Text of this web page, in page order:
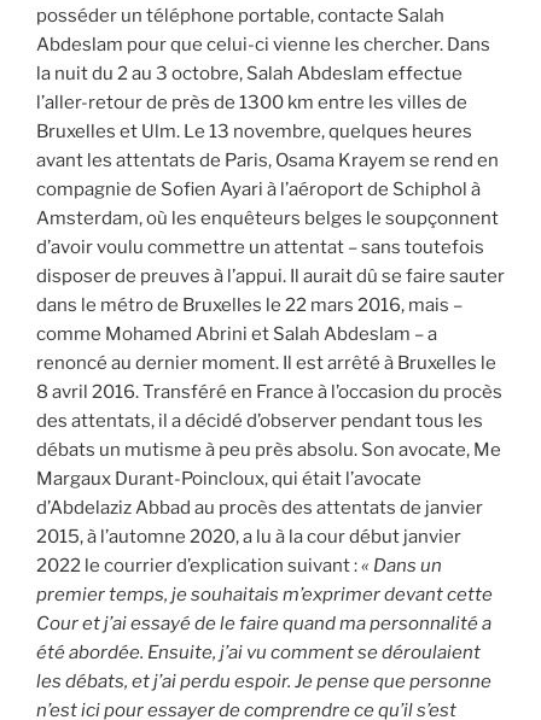
posséder un téléphone portable, contacte Salah
Abdeslam pour que celui-ci vienne les chercher. Dans
la nuit du 2 au 3 octobre, Salah Abdeslam effectue
l’aller-retour de près de 1300 km entre les villes de
Bruxelles et Ulm. Le 13 novembre, quelques heures
avant les attentats de Paris, Osama Krayem se rend en
compagnie de Sofien Ayari à l’aéroport de Schiphol à
Amsterdam, où les enquêteurs belges le soupçonnent
d’avoir voulu commettre un attentat – sans toutefois
disposer de preuves à l’appui. Il aurait dû se faire sauter
dans le métro de Bruxelles le 22 mars 2016, mais –
comme Mohamed Abrini et Salah Abdeslam – a
renoncé au dernier moment. Il est arrêté à Bruxelles le
8 avril 2016. Transféré en France à l’occasion du procès
des attentats, il a décidé d’observer pendant tous les
débats un mutisme à peu près absolu. Son avocate, Me
Margaux Durant-Poincloux, qui était l’avocate
d’Abdelaziz Abbad au procès des attentats de janvier
2015, à l’automne 2020, a lu à la cour début janvier
2022 le courrier d’explication suivant :« Dans un
premier temps, je souhaitais m’exprimer devant cette
Cour et j’ai essayé de le faire quand ma personnalité a
été abordée. Ensuite, j’ai vu comment se déroulaient
les débats, et j’ai perdu espoir. Je pense que personne
n’est ici pour essayer de comprendre ce qu’il s’est